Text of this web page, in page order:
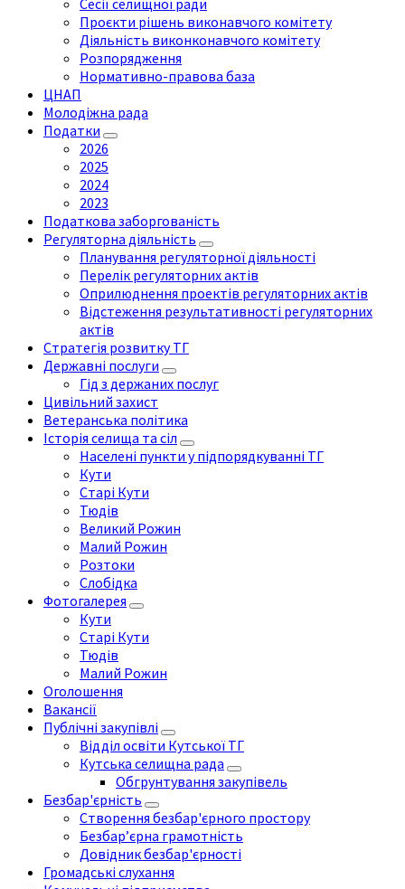
Сесії селищної ради
Проєкти рішень виконавчого комітету
Діяльність виконконавчого комітету
Розпорядження
Нормативно-правова база
ЦНАП
Молодіжна рада
Податки
2026
2025
2024
2023
Податкова заборгованість
Регуляторна діяльність
Планування регуляторної діяльності
Перелік регуляторних актів
Оприлюднення проектів регуляторних актів
Відстеження результативності регуляторних
актів
Стратегія розвитку ТГ
Державні послуги
Гід з держаних послуг
Цивільний захист
Ветеранська політика
Історія селища та сіл
Населені пункти у підпорядкуванні ТГ
Кути
Старі Кути
Тюдів
Великий Рожин
Малий Рожин
Розтоки
Слобідка
Фотогалерея
Кути
Старі Кути
Тюдів
Малий Рожин
Оголошення
Вакансії
Публічні закупівлі
Відділ освіти Кутської ТГ
Кутська селищна рада
Обгрунтування закупівель
Безбар'єрність
Створення безбар'єрного простору
Безбар’єрна грамотність
Довідник безбар'єрності
Громадські слухання